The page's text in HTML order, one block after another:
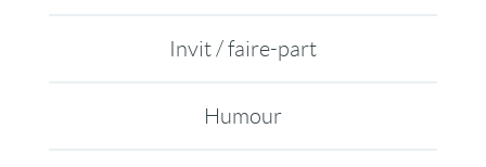
Invit / faire-part
Humour